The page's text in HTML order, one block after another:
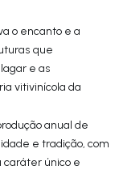
o encanto e a
que
e as
vitivinícola da
anual de
e tradição, com
único e